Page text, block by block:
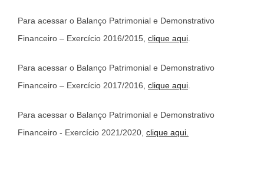
Para acessar o Balanço Patrimonial e Demonstrativo
Financeiro – Exercício 2016/2015, clique aqui
Para acessar o Balanço Patrimonial e Demonstrativo
Financeiro – Exercício 2017/2016, clique aqui
Para acessar o Balanço Patrimonial e Demonstrativo
Financeiro - Exercício 2021/2020, clique aqui.